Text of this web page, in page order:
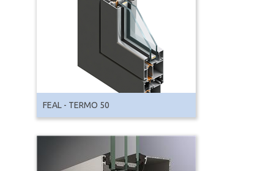
FEAL - TERMO 50